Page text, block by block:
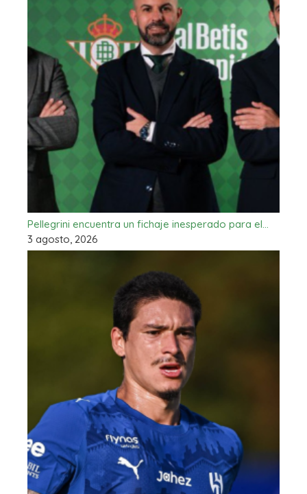
Pellegrini encuentra un fichaje inesperado para el…
3 agosto, 2026